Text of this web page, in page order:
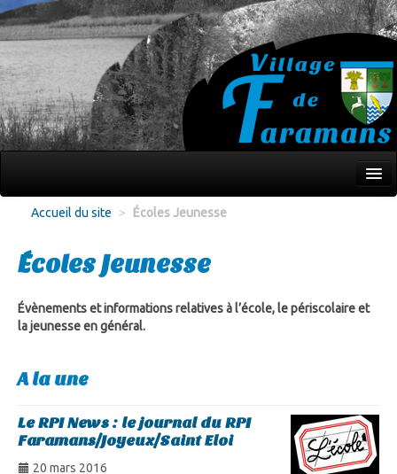
Culture Loisirs
Associations
Infos pratiques
Accueil du site > Écoles Jeunesse
Écoles Jeunesse
Évènements et informations relatives à l’école, le périscolaire et
la jeunesse en général.
A la une
Le RPI News : le journal du RPI
Faramans/Joyeux/Saint Eloi
20 mars 2016